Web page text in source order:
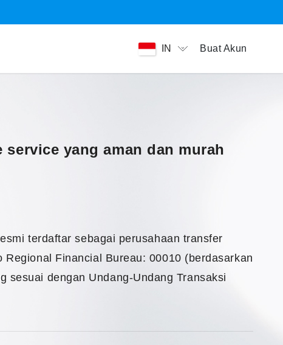
IN Buat Akun
service yang aman dan murah
terdaftar sebagai perusahaan transfer
Regional Financial Bureau: 00010 (berdasarkan
sesuai dengan Undang-Undang Transaksi